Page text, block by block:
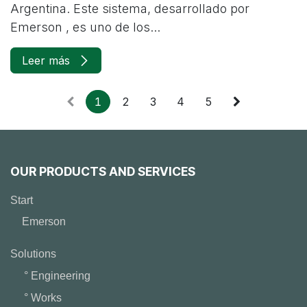
Argentina. Este sistema, desarrollado por
Emerson , es uno de los...
Leer más
1 2 3 4 5
OUR PRODUCTS AND SERVICES
Start
Emerson
Solutions
° Engineering
° Works